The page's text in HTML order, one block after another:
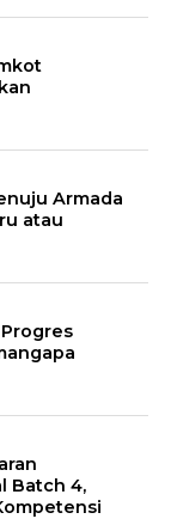
Armada
atau
Batch 4,